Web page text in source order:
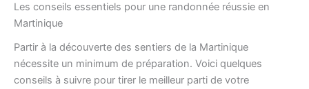
Les conseils essentiels pour une randonnée réussie en
Martinique
Partir à la découverte des sentiers de la Martinique
nécessite un minimum de préparation. Voici quelques
conseils à suivre pour tirer le meilleur parti de votre